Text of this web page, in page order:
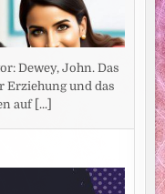
Dewey, John. Das
Erziehung und das
auf [...]